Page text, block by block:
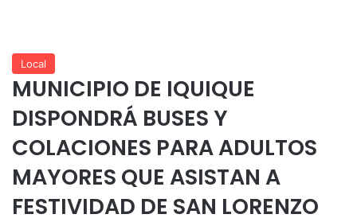
Local
MUNICIPIO DE IQUIQUE
DISPONDRÁ BUSES Y
COLACIONES PARA ADULTOS
MAYORES QUE ASISTAN A
FESTIVIDAD DE SAN LORENZO